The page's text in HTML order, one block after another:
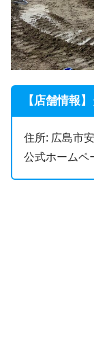
【店舗情報
住所: 広島市
公式ホームペ